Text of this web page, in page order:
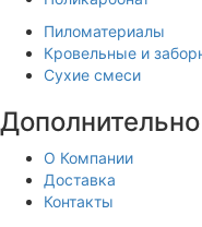
Пиломатериалы
Кровельные и
Сухие смеси
Дополнительно
О Компании
Доставка
Контакты